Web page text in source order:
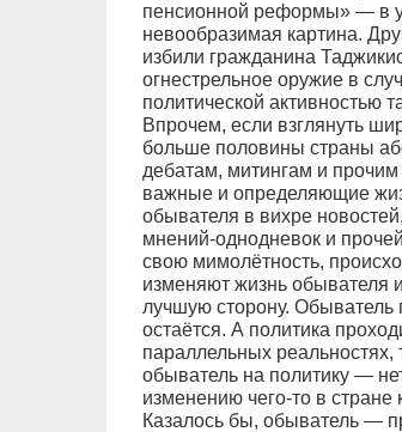
пенсионной реформы» — в
невообразимая картина.
избили гражданина
огнестрельное оружие в
политической активностью
Впрочем, если взглянуть
больше половины страны
дебатам, митингам и
важные и определяющие
обывателя в вихре
мнений-однодневок и
свою мимолётность,
изменяют жизнь обывателя
лучшую сторону.
остаётся. А политика
параллельных реальностях,
обыватель на политику —
изменению чего-то в стране
Казалось бы, обыватель —